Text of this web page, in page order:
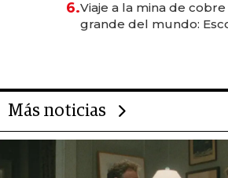
6.Viaje a la mina de cobre
grande del mundo:
Más noticias